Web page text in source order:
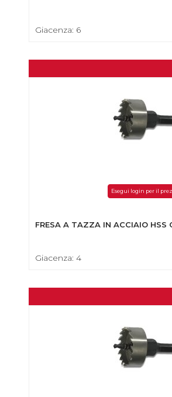
Giacenza: 6
Esegui login per il
FRESA A TAZZA IN ACCIAIO HSS
Giacenza: 4